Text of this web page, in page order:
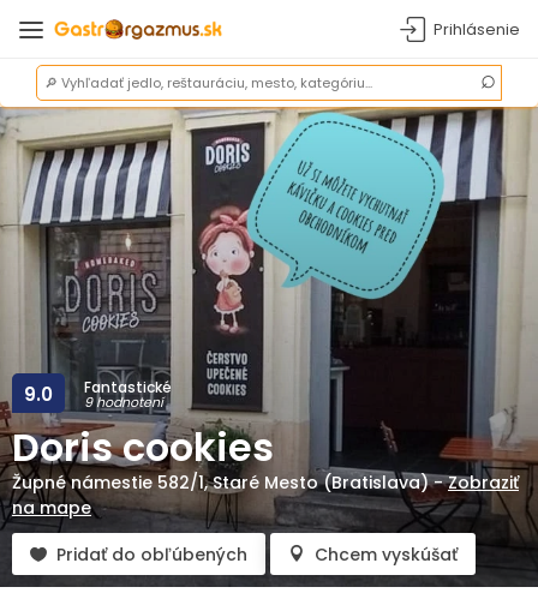
Prihlásenie
Fantastické
9 hodnotení
9.0
Doris cookies
Župné námestie 582/1,Staré Mesto (Bratislava)-Zobraziť
na mape
Pridať do obľúbených
Chcem vyskúšať